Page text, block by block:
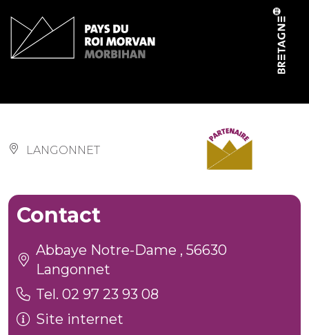
LANGONNET
Contact
Abbaye Notre-Dame , 56630
Langonnet
Tel. 02 97 23 93 08
Site internet